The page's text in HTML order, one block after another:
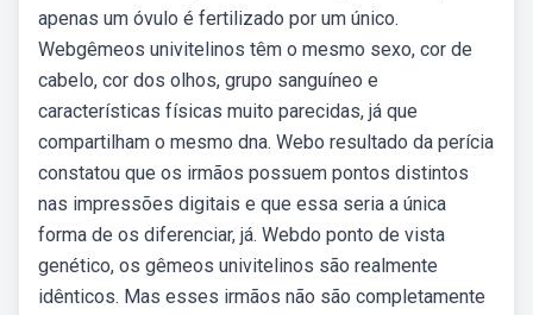
apenas um óvulo é fertilizado por um único.
Webgêmeos univitelinos têm o mesmo sexo, cor de
cabelo, cor dos olhos, grupo sanguíneo e
características físicas muito parecidas, já que
compartilham o mesmo dna. Webo resultado da perícia
constatou que os irmãos possuem pontos distintos
nas impressões digitais e que essa seria a única
forma de os diferenciar, já. Webdo ponto de vista
genético, os gêmeos univitelinos são realmente
idênticos. Mas esses irmãos não são completamente